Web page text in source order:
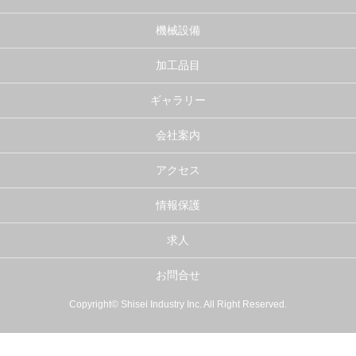
機械設備
加工品目
ギャラリー
会社案内
アクセス
情報保護
求人
お問合せ
Copyright© Shisei Industry Inc. All Right Reserved.